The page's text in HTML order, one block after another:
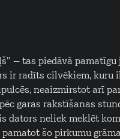
– tas piedāvā
ir radīts cilvēkiem, kuru
neaizmirstot arī
garas rakstīšanas
dators neliek meklēt
šo pirkumu